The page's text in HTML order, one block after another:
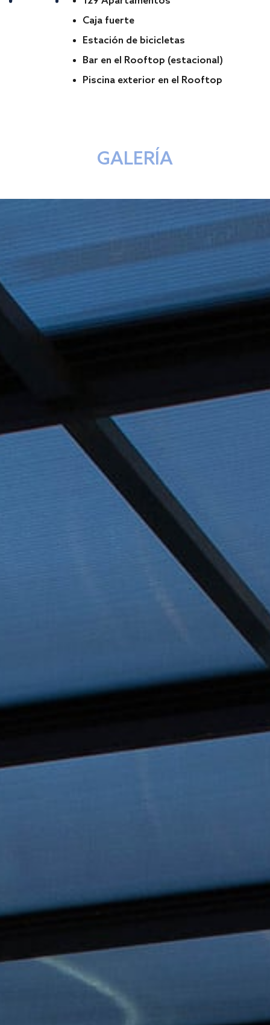
Caja fuerte
Estación de bicicletas
Bar en el Rooftop (estacional)
Piscina exterior en el Rooftop
GALERÍA